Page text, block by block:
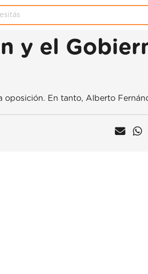
y el
oposición. En tanto, Alberto